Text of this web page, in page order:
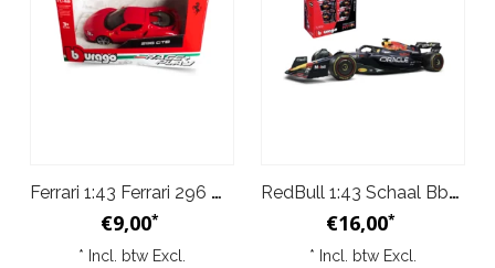
Ferrari 1:43 Ferrari 296 GTB Schaal Bburago Rood
€9,00*
* Incl. btw Excl.
RedBull 1:43 Schaal Bburago Max Verstappen RB20 F1 #1 Model
€16,00*
* Incl. btw Excl.